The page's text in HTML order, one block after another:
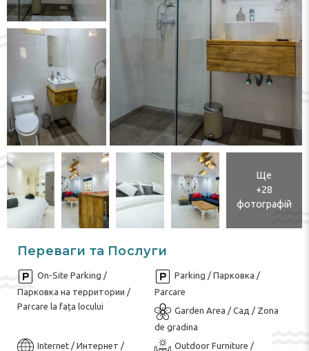
Ще
+28
фотографій
Переваги та Послуги
On-Site Parking /
Парковка на территории /
Parcare la fața locului
Parking / Парковка /
Parcare
Garden Area / Сад / Zona
de gradina
Internet / Интернет /
Outdoor Furniture /